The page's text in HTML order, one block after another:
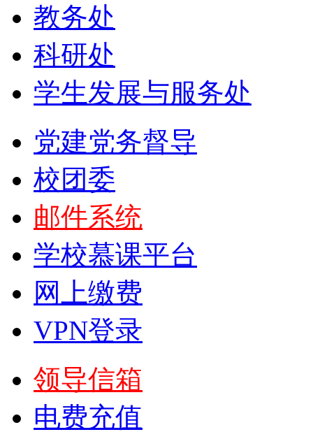
教务处
科研处
学生发展与服务处
党建党务督导
校团委
邮件系统
学校慕课平台
网上缴费
VPN登录
领导信箱
电费充值